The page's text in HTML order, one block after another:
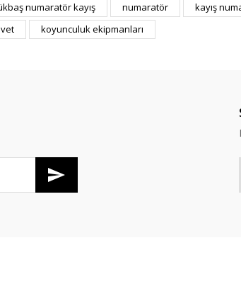
numaratör kayış numaratör kayış
koyunculuk ekipmanları